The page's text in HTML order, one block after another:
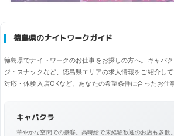
徳島県のナイトワークガイド
徳島県でナイトワークのお仕事をお探しの方へ。キャバ
ジ・スナックなど、徳島県エリアの求人情報をご紹介し
対応・体験入店OKなど、あなたの希望条件に合ったお仕
キャバクラ
華やかな空間での接客。高時給で未経験歓迎のお店も多